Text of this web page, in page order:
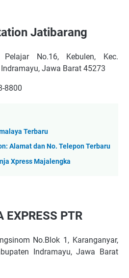
Jatibarang
No.16, Kebulen, Kec.
Jawa Barat 45273
8800
Terbaru
Alamat dan No. Telepon Terbaru
Xpress Majalengka
EXPRESS PTR
No.Blok 1, Karanganyar,
Indramayu, Jawa Barat